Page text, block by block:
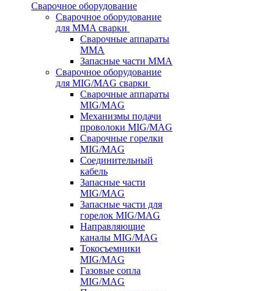
Сварочное оборудование
Сварочное оборудование
для MMA сварки
Сварочные аппараты
MMA
Запасные части MMA
Сварочное оборудование
для MIG/MAG сварки
Сварочные аппараты
MIG/MAG
Механизмы подачи
проволоки MIG/MAG
Сварочные горелки
MIG/MAG
Соединительный
кабель
Запасные части
MIG/MAG
Запасные части для
горелок MIG/MAG
Направляющие
каналы MIG/MAG
Токосъемники
MIG/MAG
Газовые сопла
MIG/MAG